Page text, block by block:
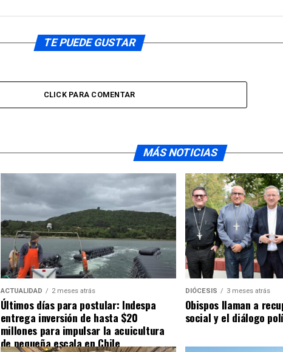
TE PUEDE GUSTAR
CLICK PARA COMENTAR
MÁS NOTICIAS
ACTUALIDAD 2 meses atrás
Últimos días para postular: Indespa
entrega inversión de hasta $20
millones para impulsar la acuicultura
de pequeña escala en Chile
DIÓCESIS 3 meses atrás
Obispos llaman a
social y el diálogo